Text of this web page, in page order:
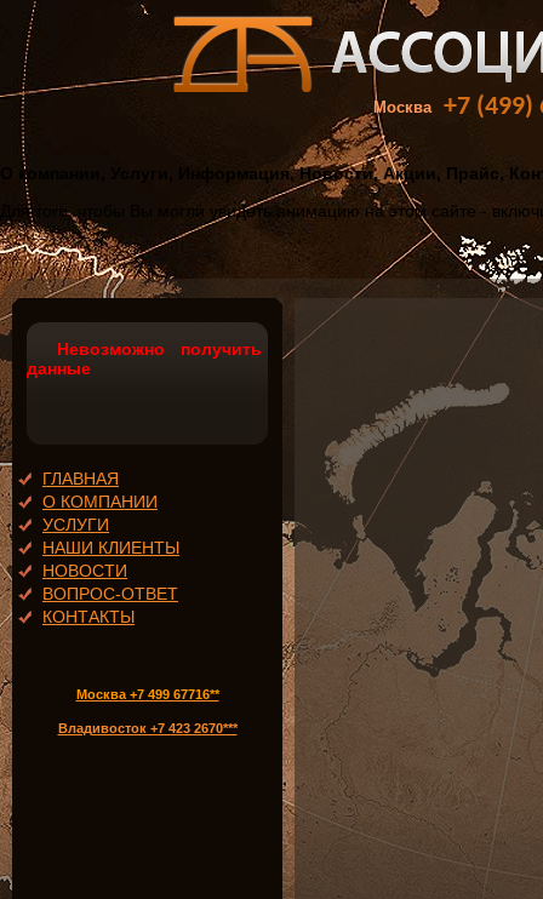
+7
Москва
О компании, Услуги, Информация, Новости, Акции, Прайс,
Для того, чтобы Вы могли увидеть анимацию на этом сайте -
Невозможно получить
данные
ГЛАВНАЯ
О КОМПАНИИ
УСЛУГИ
НАШИ КЛИЕНТЫ
НОВОСТИ
ВОПРОС-ОТВЕТ
КОНТАКТЫ
Москва +7 499 67716**
Владивосток +7 423 2670***